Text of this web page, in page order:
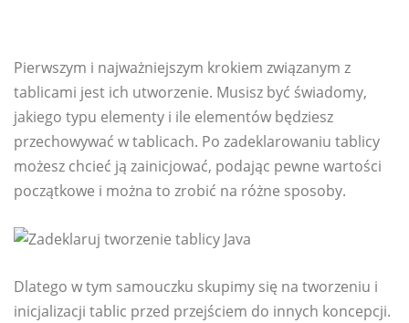
Pierwszym i najważniejszym krokiem związanym z
tablicami jest ich utworzenie. Musisz być świadomy,
jakiego typu elementy i ile elementów będziesz
przechowywać w tablicach. Po zadeklarowaniu tablicy
możesz chcieć ją zainicjować, podając pewne wartości
początkowe i można to zrobić na różne sposoby.
Dlatego w tym samouczku skupimy się na tworzeniu i
inicjalizacji tablic przed przejściem do innych koncepcji.